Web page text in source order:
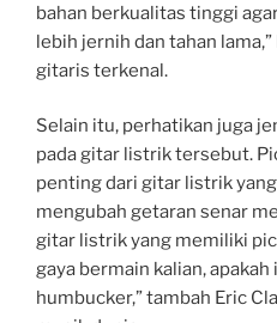
bahan berkualitas tinggi
lebih jernih dan tahan
gitaris terkenal.
Selain itu, perhatikan juga
pada gitar listrik tersebut.
penting dari gitar listrik
mengubah getaran senar
gitar listrik yang memiliki
gaya bermain kalian,
humbucker,” tambah Eric